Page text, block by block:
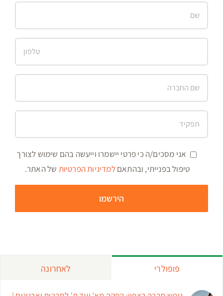
אני מסכים/ה כי פרטי יישמרו וייעשה בהם שימוש לצורך
טיפול בפנייתי, ובהתאםלמדיניות הפרטיות של האתר.
פופולרי לאחרונה